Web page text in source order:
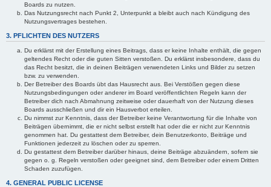
Boards zu nutzen.
Das Nutzungsrecht nach Punkt 2, Unterpunkt a bleibt auch nach Kündigung des
Nutzungsvertrages bestehen.
3. PFLICHTEN DES NUTZERS
Du erklärst mit der Erstellung eines Beitrags, dass er keine Inhalte enthält, die gegen
geltendes Recht oder die guten Sitten verstoßen. Du erklärst insbesondere, dass du
das Recht besitzt, die in deinen Beiträgen verwendeten Links und Bilder zu setzen
bzw. zu verwenden.
Der Betreiber des Boards übt das Hausrecht aus. Bei Verstößen gegen diese
Nutzungsbedingungen oder anderer im Board veröffentlichten Regeln kann der
Betreiber dich nach Abmahnung zeitweise oder dauerhaft von der Nutzung dieses
Boards ausschließen und dir ein Hausverbot erteilen.
Du nimmst zur Kenntnis, dass der Betreiber keine Verantwortung für die Inhalte von
Beiträgen übernimmt, die er nicht selbst erstellt hat oder die er nicht zur Kenntnis
genommen hat. Du gestattest dem Betreiber, dein Benutzerkonto, Beiträge und
Funktionen jederzeit zu löschen oder zu sperren.
Du gestattest dem Betreiber darüber hinaus, deine Beiträge abzuändern, sofern sie
gegen o. g. Regeln verstoßen oder geeignet sind, dem Betreiber oder einem Dritten
Schaden zuzufügen.
4. GENERAL PUBLIC LICENSE